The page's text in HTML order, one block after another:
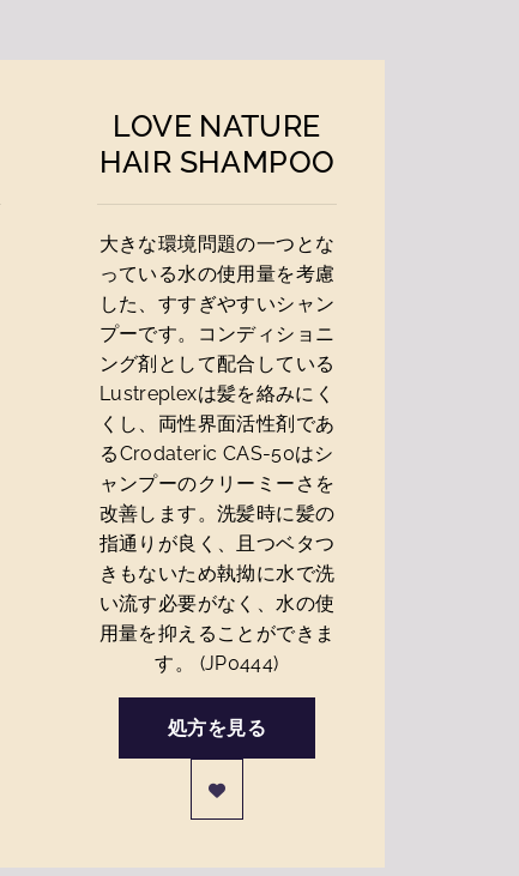
LOVE NATURE
HAIR SHAMPOO
大きな環境問題の一つとな
っている水の使用量を考慮
した、すすぎやすいシャン
プーです。コンディショニ
ング剤として配合している
Lustreplexは髪を絡みにく
くし、両性界面活性剤であ
るCrodateric CAS-50はシ
ャンプーのクリーミーさを
改善します。洗髪時に髪の
指通りが良く、且つベタつ
きもないため執拗に水で洗
い流す必要がなく、水の使
用量を抑えることができま
す。 (JP0444)
処方を見る